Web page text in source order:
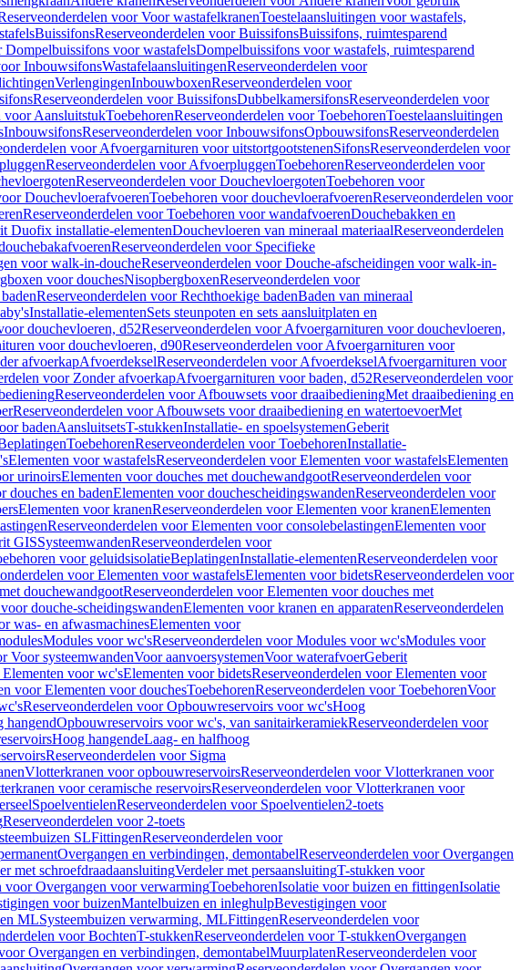
voor Voor wastafelkranenToestelaansluitingen voor wastafels,
BuissifonsReserveonderdelen voor BuissifonsBuissifons, ruimtesparend
Dompelbuissifons voor wastafelsDompelbuissifons voor wastafels, ruimtesparend
InbouwsifonsWastafelaansluitingenReserveonderdelen voor
VerlengingenInbouwboxenReserveonderdelen voor
Reserveonderdelen voor BuissifonsDubbelkamersifonsReserveonderdelen voor
voor AansluitstukToebehorenReserveonderdelen voor ToebehorenToestelaansluitingen
InbouwsifonsReserveonderdelen voor InbouwsifonsOpbouwsifonsReserveonderdelen
voor Afvoergarnituren voor uitstortgootstenenSifonsReserveonderdelen voor
Reserveonderdelen voor AfvoerpluggenToebehorenReserveonderdelen voor
Reserveonderdelen voor DouchevloergotenToebehoren voor
DouchevloerafvoerenToebehoren voor douchevloerafvoerenReserveonderdelen voor
Reserveonderdelen voor Toebehoren voor wandafvoerenDouchebakken en
Duofix installatie-elementenDouchevloeren van mineraal materiaalReserveonderdelen
Reserveonderdelen voor Specifieke
voor walk-in-doucheReserveonderdelen voor Douche-afscheidingen voor walk-in-
voor douchesNisopbergboxenReserveonderdelen voor
Reserveonderdelen voor Rechthoekige badenBaden van mineraal
Installatie-elementenSets steunpoten en sets aansluitplaten en
douchevloeren, d52Reserveonderdelen voor Afvoergarnituren voor douchevloeren,
voor douchevloeren, d90Reserveonderdelen voor Afvoergarnituren voor
afvoerkapAfvoerdekselReserveonderdelen voor AfvoerdekselAfvoergarnituren voor
voor Zonder afvoerkapAfvoergarnituren voor baden, d52Reserveonderdelen voor
Reserveonderdelen voor Afbouwsets voor draaibedieningMet draaibediening en
Reserveonderdelen voor Afbouwsets voor draaibediening en watertoevoerMet
badenAansluitsetsT-stukkenInstallatie- en spoelsystemenGeberit
ToebehorenReserveonderdelen voor ToebehorenInstallatie-
Elementen voor wastafelsReserveonderdelen voor Elementen voor wastafelsElementen
urinoirsElementen voor douches met douchewandgootReserveonderdelen voor
douches en badenElementen voor douchescheidingswandenReserveonderdelen voor
Elementen voor kranenReserveonderdelen voor Elementen voor kranenElementen
Reserveonderdelen voor Elementen voor consolebelastingenElementen voor
GISSysteemwandenReserveonderdelen voor
voor geluidsisolatieBeplatingenInstallatie-elementenReserveonderdelen voor
voor Elementen voor wastafelsElementen voor bidetsReserveonderdelen voor
douchewandgootReserveonderdelen voor Elementen voor douches met
douche-scheidingswandenElementen voor kranen en apparatenReserveonderdelen
was- en afwasmachinesElementen voor
Modules voor wc'sReserveonderdelen voor Modules voor wc'sModules voor
Voor systeemwandenVoor aanvoersystemenVoor waterafvoerGeberit
voor wc'sElementen voor bidetsReserveonderdelen voor Elementen voor
voor Elementen voor douchesToebehorenReserveonderdelen voor ToebehorenVoor
Reserveonderdelen voor Opbouwreservoirs voor wc'sHoog
hangendOpbouwreservoirs voor wc's, van sanitairkeramiekReserveonderdelen voor
Hoog hangendeLaag- en halfhoog
Reserveonderdelen voor Sigma
Vlotterkranen voor opbouwreservoirsReserveonderdelen voor Vlotterkranen voor
voor ceramische reservoirsReserveonderdelen voor Vlotterkranen voor
SpoelventielenReserveonderdelen voor Spoelventielen2-toets
Reserveonderdelen voor 2-toets
SLFittingenReserveonderdelen voor
Overgangen en verbindingen, demontabelReserveonderdelen voor Overgangen
met schroefdraadaansluitingVerdeler met persaansluitingT-stukken voor
voor Overgangen voor verwarmingToebehorenIsolatie voor buizen en fittingenIsolatie
voor buizenMantelbuizen en inleghulpBevestigingen voor
MLSysteembuizen verwarming, MLFittingenReserveonderdelen voor
voor BochtenT-stukkenReserveonderdelen voor T-stukkenOvergangen
Overgangen en verbindingen, demontabelMuurplatenReserveonderdelen voor